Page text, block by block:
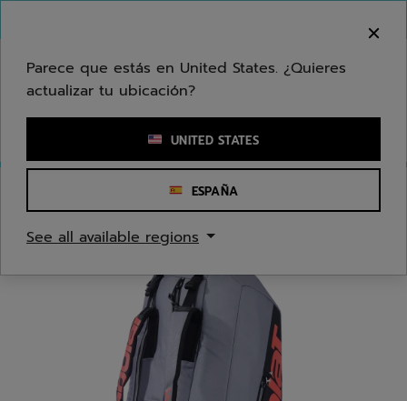
Ingresar una palabra clave o un número de artículo
Parece que estás en United States. ¿Quieres
actualizar tu ubicación?
UNITED STATES
ESPAÑA
See all available regions